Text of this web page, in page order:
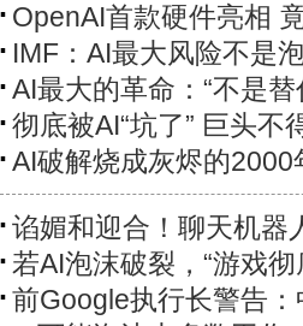
OpenAI首款硬件亮相
IMF：AI最大风险不是
AI最大的革命：“不是替
彻底被AI“坑了” 巨头不
AI破解烧成灰烬的2000
谄媚和迎合！聊天机器
若AI泡沫破裂，“游戏彻
前Google执行长警告